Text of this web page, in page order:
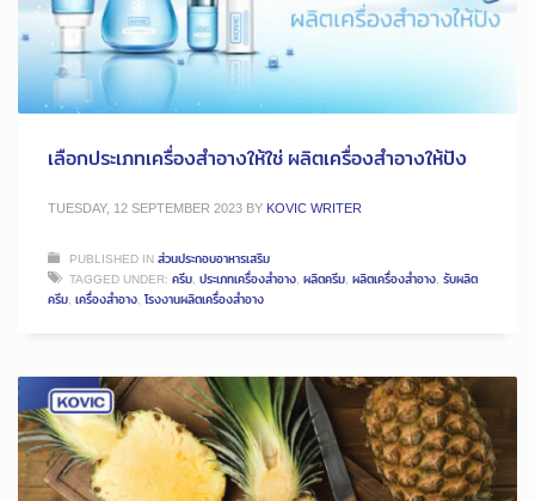
เลือกประเภทเครื่องสำอางให้ใช่ ผลิตเครื่องสำอางให้ปัง
TUESDAY, 12 SEPTEMBER 2023 BY KOVIC WRITER
PUBLISHED INส่วนประกอบอาหารเสริม
TAGGED UNDER: ครีม, ประเภทเครื่องสำอาง, ผลิตครีม, ผลิตเครื่องสำอาง, รับผลิต
ครีม, เครื่องสำอาง, โรงงานผลิตเครื่องสำอาง